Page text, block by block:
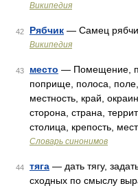
Википедия
42 Рябчик — Самец
Википедия
43 место — Помещение,
поприще, полоса,
местность, край,
сторона, страна,
столица, крепость,
Словарь синонимов
44 тяга — дать тягу,
сходных по смыслу